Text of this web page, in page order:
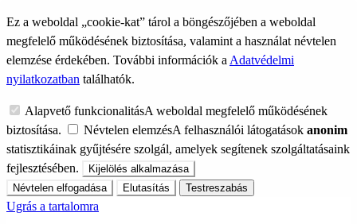
Ez a weboldal „cookie-kat” tárol a böngészőjében a weboldal
megfelelő működésének biztosítása, valamint a használat névtelen
elemzése érdekében. További információk a Adatvédelmi
nyilatkozatban találhatók.
Alapvető funkcionalitásA weboldal megfelelő működésének
biztosítása.
Névtelen elemzésA felhasználói látogatások anonim
statisztikáinak gyűjtésére szolgál, amelyek segítenek szolgáltatásaink
fejlesztésében.
Kijelölés alkalmazása
Névtelen elfogadása
Elutasítás Testreszabás
Ugrás a tartalomra